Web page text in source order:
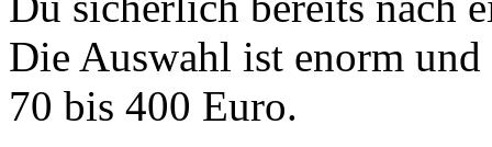
Die Auswahl ist enorm
70 bis 400 Euro.